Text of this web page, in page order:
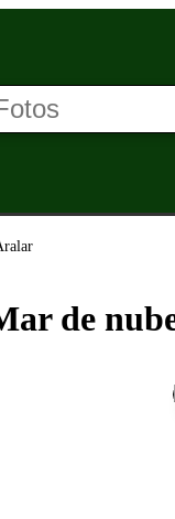
de